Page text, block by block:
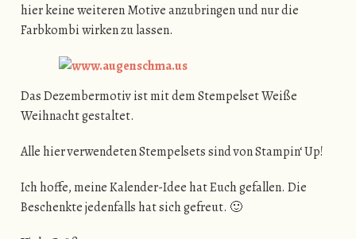
hier keine weiteren Motive anzubringen und nur die
Farbkombi wirken zu lassen.
Das Dezembermotiv ist mit dem Stempelset Weiße
Weihnacht gestaltet.
Alle hier verwendeten Stempelsets sind von Stampin‘ Up!
Ich hoffe, meine Kalender-Idee hat Euch gefallen. Die
Beschenkte jedenfalls hat sich gefreut. 🙂